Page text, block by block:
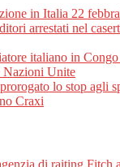
in Italia 22
arrestati nel
italiano in
Nazioni Unite
lo stop agli
Craxi